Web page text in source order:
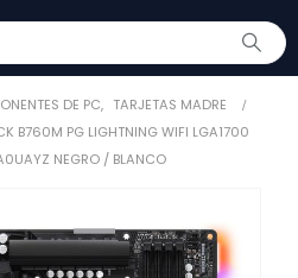
DE PC, TARJETAS MADRE
B760M PG LIGHTNING WIFI LGA1700
NEGRO / BLANCO